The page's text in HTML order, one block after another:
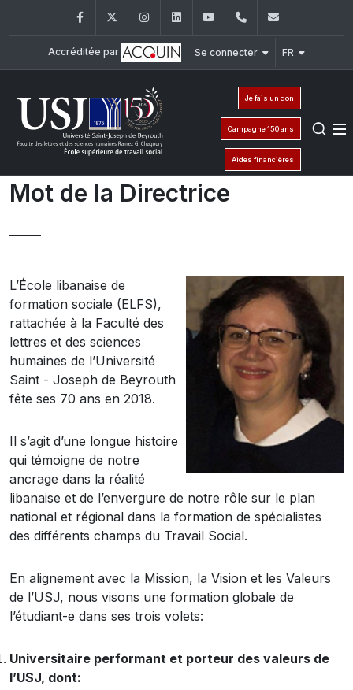
FacebookTwitter InstagramLinkedInYouTube+961 (1) 421 220
Accréditée par Se connecter FR
Je fais un don
Campagne 150 ans
Aides financières
Mot de la Directrice
L’École libanaise de
formation sociale (ELFS),
rattachée à la Faculté des
lettres et des sciences
humaines de l’Université
Saint - Joseph de Beyrouth
fête ses 70 ans en 2018.
Il s’agit d’une longue histoire
qui témoigne de notre
ancrage dans la réalité
libanaise et de l’envergure de notre rôle sur le plan
national et régional dans la formation de spécialistes
des différents champs du Travail Social.
En alignement avec la Mission, la Vision et les Valeurs
de l’USJ, nous visons une formation globale de
l’étudiant-e dans ses trois volets:
Universitaire performant et porteur des valeurs de
l’USJ, dont: